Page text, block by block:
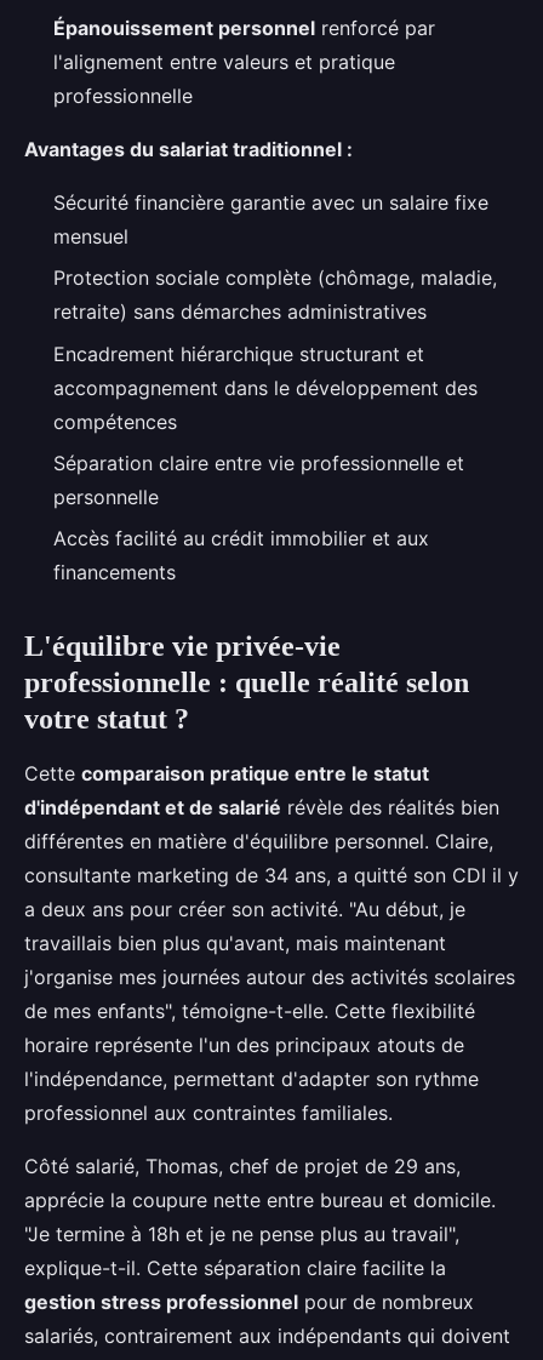
Épanouissement personnel renforcé par
l'alignement entre valeurs et pratique
professionnelle
Avantages du salariat traditionnel :
Sécurité financière garantie avec un salaire fixe
mensuel
Protection sociale complète (chômage, maladie,
retraite) sans démarches administratives
Encadrement hiérarchique structurant et
accompagnement dans le développement des
compétences
Séparation claire entre vie professionnelle et
personnelle
Accès facilité au crédit immobilier et aux
financements
L'équilibre vie privée-vie
professionnelle : quelle réalité selon
votre statut ?
Cette comparaison pratique entre le statut
d'indépendant et de salarié révèle des réalités bien
différentes en matière d'équilibre personnel. Claire,
consultante marketing de 34 ans, a quitté son CDI il y
a deux ans pour créer son activité. "Au début, je
travaillais bien plus qu'avant, mais maintenant
j'organise mes journées autour des activités scolaires
de mes enfants", témoigne-t-elle. Cette flexibilité
horaire représente l'un des principaux atouts de
l'indépendance, permettant d'adapter son rythme
professionnel aux contraintes familiales.
Côté salarié, Thomas, chef de projet de 29 ans,
apprécie la coupure nette entre bureau et domicile.
"Je termine à 18h et je ne pense plus au travail",
explique-t-il. Cette séparation claire facilite la
gestion stress professionnel pour de nombreux
salariés, contrairement aux indépendants qui doivent